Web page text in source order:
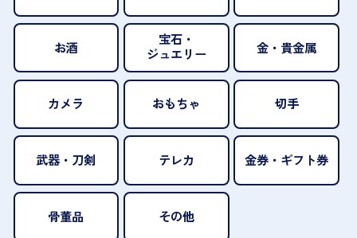
お酒
宝石・
ジュエリー
金・貴金属
カメラ おもちゃ 切手
武器・刀剣 テレカ 金券・ギフト券
骨董品 その他